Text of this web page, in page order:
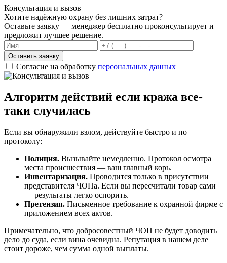
Консультация и вызов
Хотите надёжную охрану без лишних затрат?
Оставьте заявку — менеджер бесплатно проконсультирует и
предложит лучшее решение.
Оставить заявку
Согласие на обработку персональных данных
Алгоритм действий если кража все-
таки случилась
Если вы обнаружили взлом, действуйте быстро и по
протоколу:
Полиция. Вызывайте немедленно. Протокол осмотра
места происшествия — ваш главный корь.
Инвентаризация. Проводится только в присутствии
представителя ЧОПа. Если вы пересчитали товар сами
— результаты легко оспорить.
Претензия. Письменное требование к охранной фирме с
приложением всех актов.
Примечательно, что добросовестный ЧОП не будет доводить
дело до суда, если вина очевидна. Репутация в нашем деле
стоит дороже, чем сумма одной выплаты.